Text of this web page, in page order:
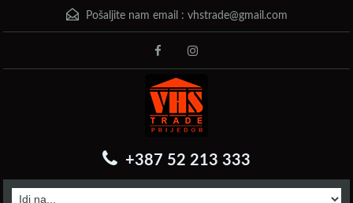
Pošaljite nam email : vhstrade@gmail.com
+387 52 213 333